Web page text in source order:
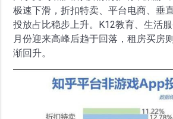
极速下滑，折扣特卖、平台电商、垂
投放占比稳步上升。K12教育、生活
月份迎来高峰后趋于回落，租房买房
渐回升。